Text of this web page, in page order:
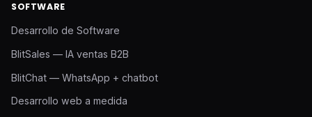
SOFTWARE
Desarrollo de Software
BlitSales — IA ventas B2B
BlitChat — WhatsApp + chatbot
Desarrollo web a medida